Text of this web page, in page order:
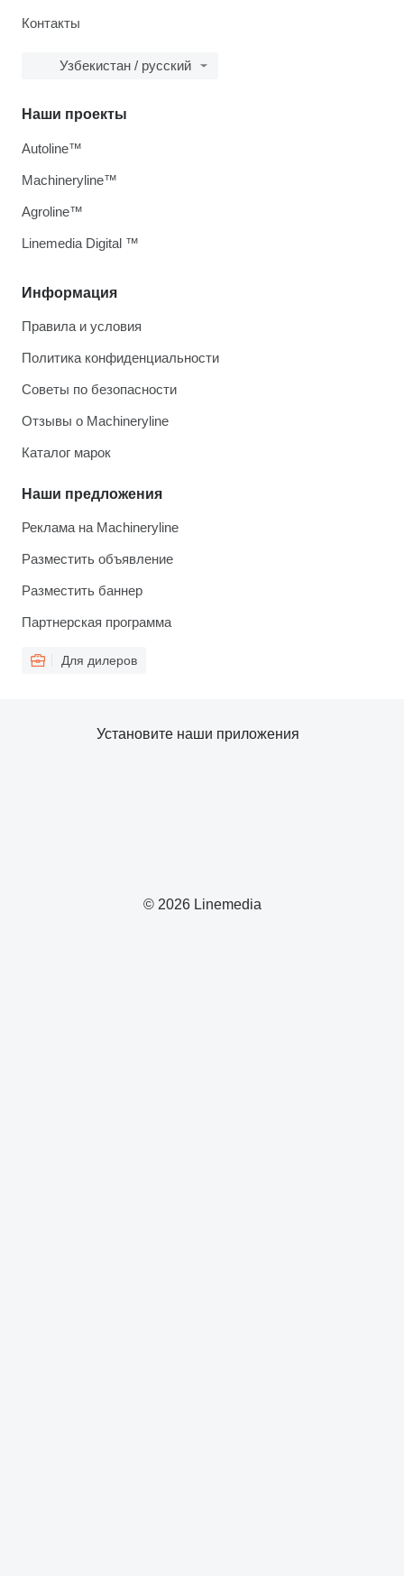
Контакты
Узбекистан / русский
Информация
Правила и условия
Политика конфиденциальности
Советы по безопасности
Отзывы о Machineryline
Каталог марок
Наши предложения
Реклама на Machineryline
Разместить объявление
Разместить баннер
Партнерская программа
Для дилеров
Наши проекты
Autoline™
Machineryline™
Agroline™
Linemedia Digital ™
© 2026 Linemedia
Установите наши приложения